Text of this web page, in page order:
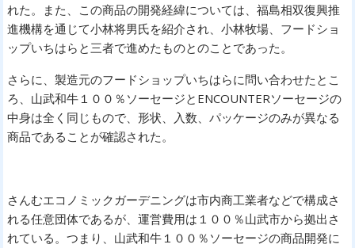
れた。また、この商品の開発経緯については、福島相双復興推
進機構を通じて小林将男氏を紹介され、小林牧場、フードショ
ップいちはらと三者で進めたものとのことであった。
さらに、製造元のフードショップいちはらに問い合わせたとこ
ろ、山武和牛１００％ソーセージとENCOUNTERソーセージの
中身は全く同じもので、形状、入数、パッケージのみが異なる
商品であることが確認された。
さんむエコノミックガーデニングは市内商工業者などで構成さ
れる任意団体であるが、運営費用は１００％山武市から拠出さ
れている。つまり、山武和牛１００％ソーセージの商品開発に